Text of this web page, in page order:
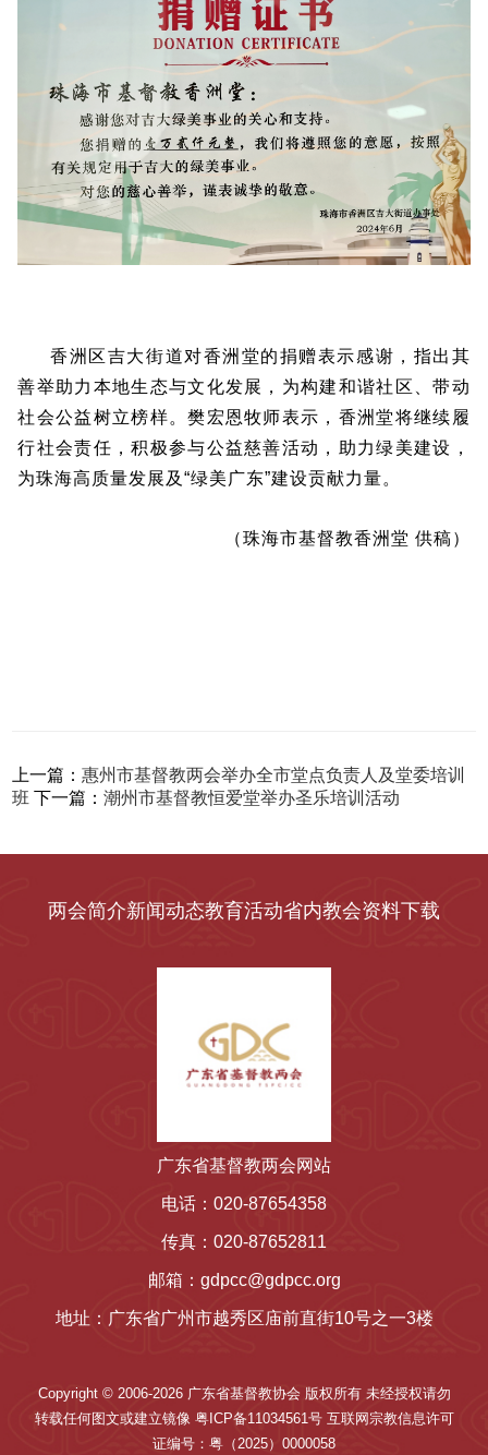
香洲区吉大街道对香洲堂的捐赠表示感谢，指出其
善举助力本地生态与文化发展，为构建和谐社区、带动
社会公益树立榜样。樊宏恩牧师表示，香洲堂将继续履
行社会责任，积极参与公益慈善活动，助力绿美建设，
为珠海高质量发展及“绿美广东”建设贡献力量。
（珠海市基督教香洲堂 供稿）
上一篇：惠州市基督教两会举办全市堂点负责人及堂委培训
班 下一篇：潮州市基督教恒爱堂举办圣乐培训活动
两会简介新闻动态教育活动省内教会资料下载
广东省基督教两会网站
电话：020-87654358
传真：020-87652811
邮箱：gdpcc@gdpcc.org
地址：广东省广州市越秀区庙前直街10号之一3楼
Copyright © 2006-2026 广东省基督教协会 版权所有 未经授权请勿
转载任何图文或建立镜像 粤ICP备11034561号 互联网宗教信息许可
证编号：粤（2025）0000058